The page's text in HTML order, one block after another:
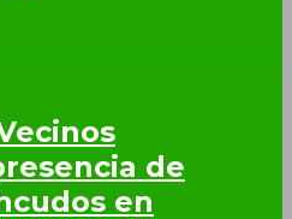
de
en